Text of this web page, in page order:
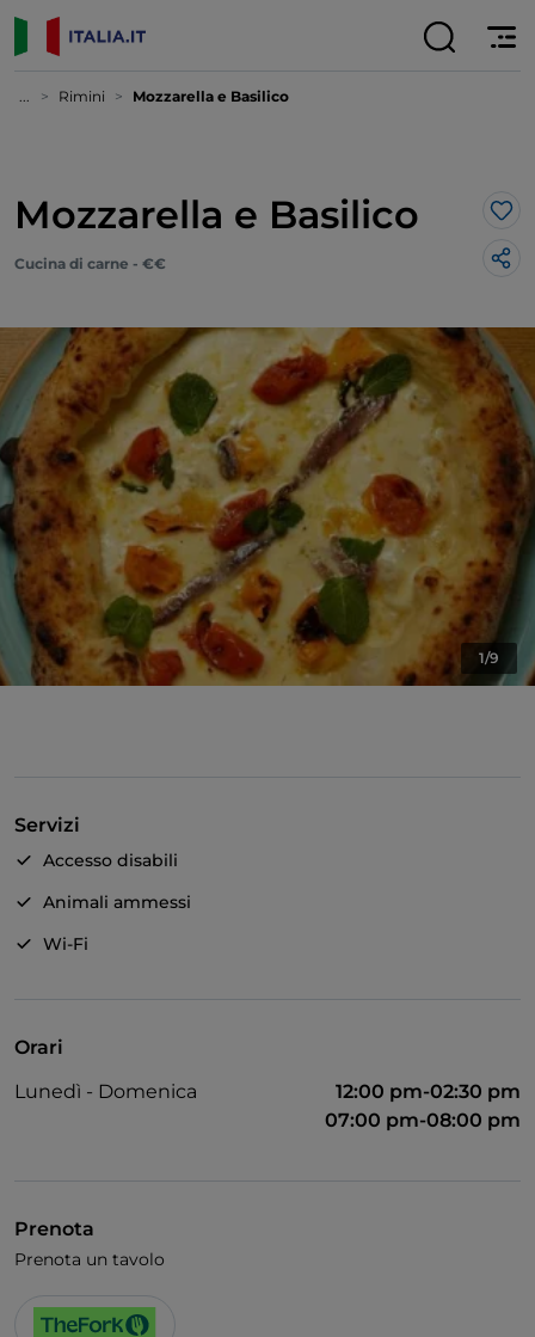
... Rimini Mozzarella e Basilico
Mozzarella e Basilico
Cucina di carne - €€
1/9
Servizi
Accesso disabili
Animali ammessi
Wi-Fi
Orari
Lunedì - Domenica
12:00 pm-02:30 pm
07:00 pm-08:00 pm
Prenota
Prenota un tavolo